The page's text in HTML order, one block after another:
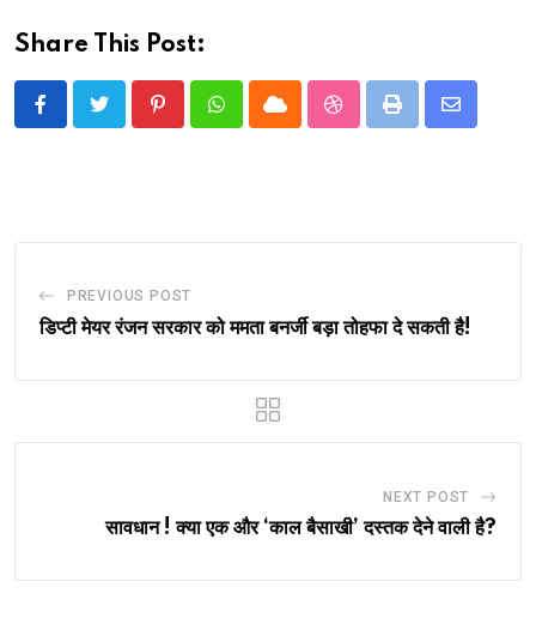
Share This Post:
PinterestWhatsappCloud StumbleUpon
Print
Share
PREVIOUS POST
डिप्टी मेयर रंजन सरकार को ममता बनर्जी बड़ा तोहफा दे सकती है!
NEXT POST
सावधान ! क्या एक और ‘काल बैसाखी’ दस्तक देने वाली है?